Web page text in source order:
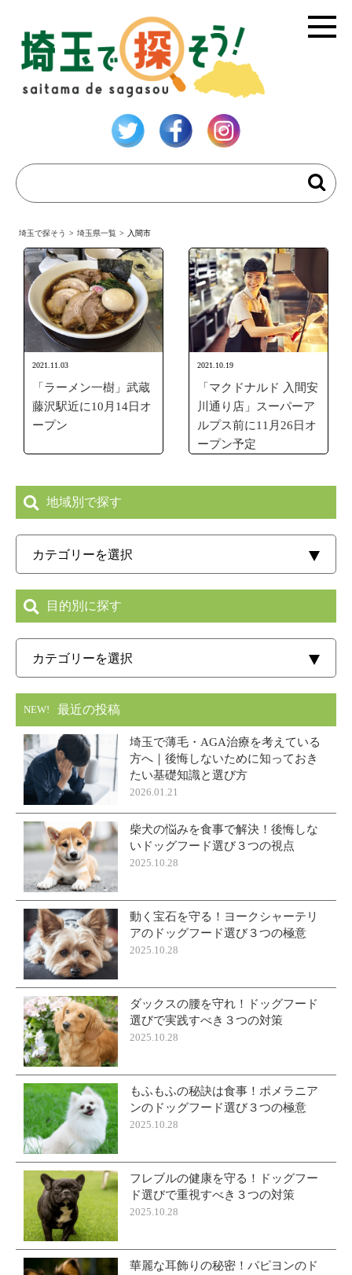
埼玉で探そう > 埼玉県一覧 > 入間市
2021.11.03
「ラーメン一樹」武蔵
藤沢駅近に10月14日オ
ープン
2021.10.19
「マクドナルド 入間安
川通り店」スーパーア
ルプス前に11月26日オ
ープン予定
地域別で探す
目的別に探す
NEW! 最近の投稿
埼玉で薄毛・AGA治療を考えている
方へ｜後悔しないために知っておき
たい基礎知識と選び方
2026.01.21
柴犬の悩みを食事で解決！後悔しな
いドッグフード選び３つの視点
2025.10.28
動く宝石を守る！ヨークシャーテリ
アのドッグフード選び３つの極意
2025.10.28
ダックスの腰を守れ！ドッグフード
選びで実践すべき３つの対策
2025.10.28
もふもふの秘訣は食事！ポメラニア
ンのドッグフード選び３つの極意
2025.10.28
フレブルの健康を守る！ドッグフー
ド選びで重視すべき３つの対策
2025.10.28
華麗な耳飾りの秘密！パピヨンのド